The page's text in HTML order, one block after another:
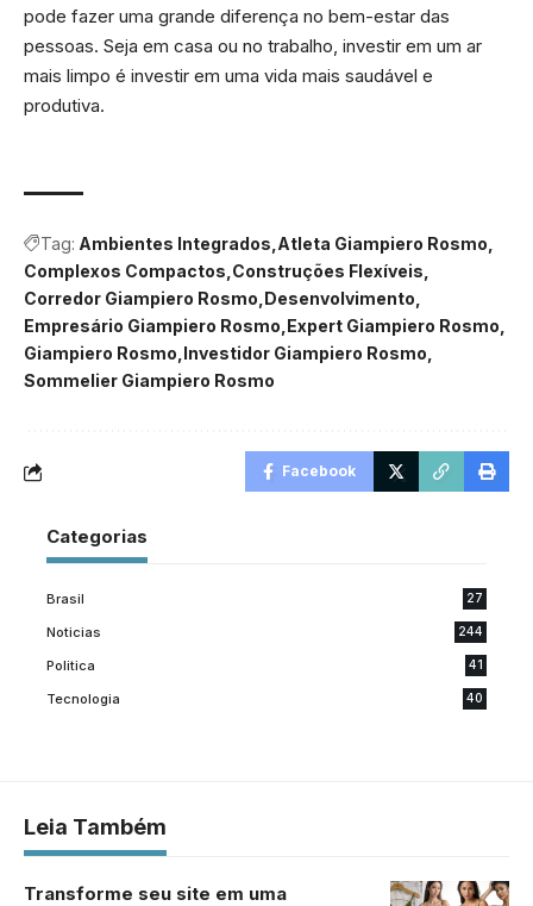
pode fazer uma grande diferença no bem-estar das
pessoas. Seja em casa ou no trabalho, investir em um ar
mais limpo é investir em uma vida mais saudável e
produtiva.
Tag: Ambientes Integrados Atleta Giampiero Rosmo
Complexos Compactos Construções Flexíveis
Corredor Giampiero Rosmo Desenvolvimento
Empresário Giampiero Rosmo Expert Giampiero Rosmo
Giampiero Rosmo Investidor Giampiero Rosmo
Sommelier Giampiero Rosmo
Facebook
Categorias
Brasil 27
Noticias 244
Politica 41
Tecnologia 40
Leia Também
Transforme seu site em uma